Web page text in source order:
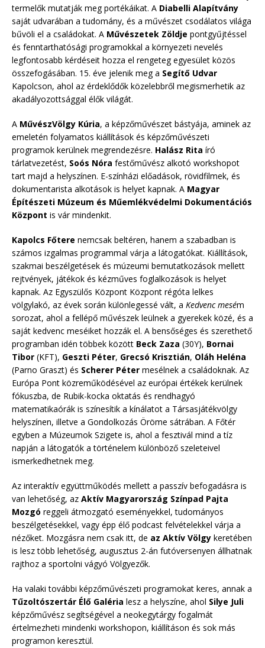
termelők mutatják meg portékáikat. A Diabelli Alapítvány
saját udvarában a tudomány, és a művészet csodálatos világa
bűvöli el a családokat. A Művészetek Zöldje pontgyűjtéssel
és fenntarthatósági programokkal a környezeti nevelés
legfontosabb kérdéseit hozza el rengeteg egyesület közös
összefogásában. 15. éve jelenik meg a Segítő Udvar
Kapolcson, ahol az érdeklődők közelebbről megismerhetik az
akadályozottsággal élők világát.
A MűvészVölgy Kúria, a képzőművészet bástyája, aminek az
emeletén folyamatos kiállítások és képzőművészeti
programok kerülnek megrendezésre. Halász Rita író
tárlatvezetést, Soós Nóra festőművész alkotó workshopot
tart majd a helyszínen. E-színházi előadások, rövidfilmek, és
dokumentarista alkotások is helyet kapnak. A Magyar
Építészeti Múzeum és Műemlékvédelmi Dokumentációs
Központ is vár mindenkit.
Kapolcs Főtere nemcsak beltéren, hanem a szabadban is
számos izgalmas programmal várja a látogatókat. Kiállítások,
szakmai beszélgetések és múzeumi bemutatkozások mellett
rejtvények, játékok és kézműves foglalkozások is helyet
kapnak. Az Egyszülős Központ Központ régóta lelkes
völgylakó, az évek során különlegessé vált, a Kedvenc mesém
sorozat, ahol a fellépő művészek leülnek a gyerekek közé, és a
saját kedvenc meséiket hozzák el. A bensőséges és szerethető
programban idén többek között Beck Zaza (30Y), Bornai
Tibor (KFT), Geszti Péter, Grecsó Krisztián, Oláh Heléna
(Parno Graszt) és Scherer Péter mesélnek a családoknak. Az
Európa Pont közreműködésével az európai értékek kerülnek
fókuszba, de Rubik-kocka oktatás és rendhagyó
matematikaórák is színesítik a kínálatot a Társasjátékvölgy
helyszínen, illetve a Gondolkozás Öröme sátrában. A Főtér
egyben a Múzeumok Szigete is, ahol a fesztivál mind a tíz
napján a látogatók a történelem különböző szeleteivel
ismerkedhetnek meg.
Az interaktív együttműködés mellett a passzív befogadásra is
van lehetőség, az Aktív Magyarország Színpad Pajta
Mozgó reggeli átmozgató eseményekkel, tudományos
beszélgetésekkel, vagy épp élő podcast felvételekkel várja a
nézőket. Mozgásra nem csak itt, de az Aktív Völgy keretében
is lesz több lehetőség, augusztus 2-án futóversenyen állhatnak
rajthoz a sportolni vágyó Völgyezők.
Ha valaki további képzőművészeti programokat keres, annak a
Tűzoltószertár Élő Galéria lesz a helyszíne, ahol Silye Juli
képzőművész segítségével a neokegytárgy fogalmát
értelmezheti mindenki workshopon, kiállításon és sok más
programon keresztül.